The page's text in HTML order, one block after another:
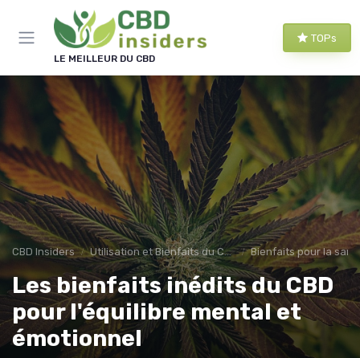
LE MEILLEUR DU CBD
TOPs
CBD Insiders Utilisation et Bienfaits du CBD Bienfaits pour la
Les bienfaits inédits du CBD
pour l'équilibre mental et
émotionnel
Panneau de gestion des cookies